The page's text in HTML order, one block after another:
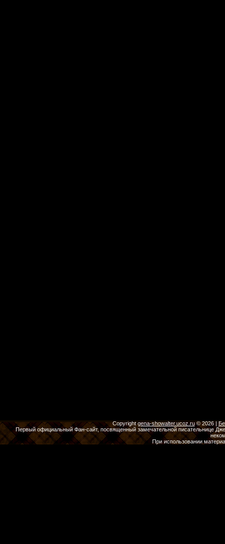
Copyrightgena-showalter.ucoz.ru© 2026|
Первый официальный Фан-сайт, посвященный замечательной писательнице
При использовании